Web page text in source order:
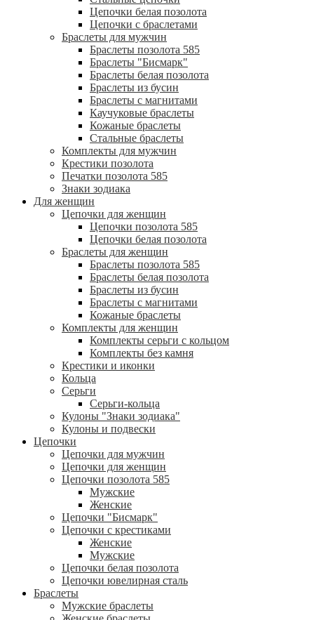
Цепочки белая позолота
Цепочки с браслетами
Браслеты для мужчин
Браслеты позолота 585
Браслеты "Бисмарк"
Браслеты белая позолота
Браслеты из бусин
Браслеты с магнитами
Каучуковые браслеты
Кожаные браслеты
Стальные браслеты
Комплекты для мужчин
Крестики позолота
Печатки позолота 585
Знаки зодиака
Для женщин
Цепочки для женщин
Цепочки позолота 585
Цепочки белая позолота
Браслеты для женщин
Браслеты позолота 585
Браслеты белая позолота
Браслеты из бусин
Браслеты с магнитами
Кожаные браслеты
Комплекты для женщин
Комплекты серьги с кольцом
Комплекты без камня
Крестики и иконки
Кольца
Серьги
Серьги-кольца
Кулоны "Знаки зодиака"
Кулоны и подвески
Цепочки
Цепочки для мужчин
Цепочки для женщин
Цепочки позолота 585
Мужские
Женские
Цепочки "Бисмарк"
Цепочки с крестиками
Женские
Мужские
Цепочки белая позолота
Цепочки ювелирная сталь
Браслеты
Мужские браслеты